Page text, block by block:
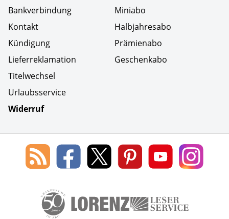
Bankverbindung
Kontakt
Kündigung
Lieferreklamation
Titelwechsel
Urlaubsservice
Widerruf
Miniabo
Halbjahresabo
Prämienabo
Geschenkabo
Social Media
Blog
des
Leserservice
Lorenz
Leserservice
Lorenz
Leserservice
Lorenz
Leserservice
Lorenz
Leserservice
Lorenz